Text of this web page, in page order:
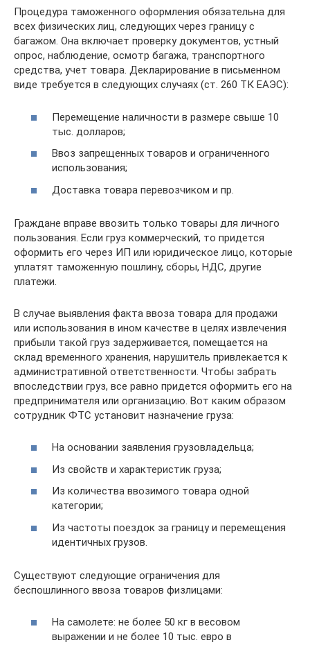
Процедура таможенного оформления обязательна для
всех физических лиц, следующих через границу с
багажом. Она включает проверку документов, устный
опрос, наблюдение, осмотр багажа, транспортного
средства, учет товара. Декларирование в письменном
виде требуется в следующих случаях (ст. 260 ТК ЕАЭС):
Перемещение наличности в размере свыше 10
тыс. долларов;
Ввоз запрещенных товаров и ограниченного
использования;
Доставка товара перевозчиком и пр.
Граждане вправе ввозить только товары для личного
пользования. Если груз коммерческий, то придется
оформить его через ИП или юридическое лицо, которые
уплатят таможенную пошлину, сборы, НДС, другие
платежи.
В случае выявления факта ввоза товара для продажи
или использования в ином качестве в целях извлечения
прибыли такой груз задерживается, помещается на
склад временного хранения, нарушитель привлекается к
административной ответственности. Чтобы забрать
впоследствии груз, все равно придется оформить его на
предпринимателя или организацию. Вот каким образом
сотрудник ФТС установит назначение груза:
На основании заявления грузовладельца;
Из свойств и характеристик груза;
Из количества ввозимого товара одной
категории;
Из частоты поездок за границу и перемещения
идентичных грузов.
Существуют следующие ограничения для
беспошлинного ввоза товаров физлицами:
На самолете: не более 50 кг в весовом
выражении и не более 10 тыс. евро в